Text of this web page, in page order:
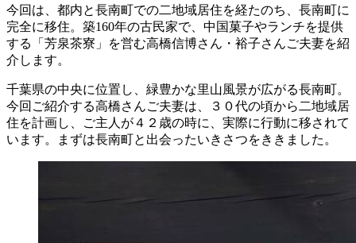
今回は、都内と長南町での二地域居住を経たのち、 長南町に
完全に移住。築160年の古民家で、中国菓子やランチを提供
する「 芳泉茶寮 」を営む高橋信博さん・ 裕子さんご夫妻を紹
介します。
千葉県の中央に位置し、緑豊かな里山風景が広がる長南町。
今回ご紹介する高橋さんご夫妻は、３０代の頃から二地域居
住を計画し、ご主人が４２歳の時に、実際に行動に移されて
います。まずは長南町と出会ったいきさつをききました。